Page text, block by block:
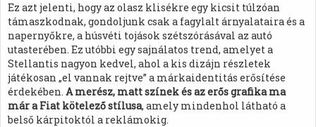
Ez azt jelenti, hogy az olasz klisékre egy kicsit túlzóan
támaszkodnak, gondoljunk csak a fagylalt árnyalataira és a
napernyőkre, a húsvéti tojások szétszórásával az autó
utasterében. Ez utóbbi egy sajnálatos trend, amelyet a
Stellantis nagyon kedvel, ahol a kis dizájn részletek
játékosan „el vannak rejtve” a márkaidentitás erősítése
érdekében. A merész, matt színek és az erős grafika ma
már a Fiat kötelező stílusa, amely mindenhol látható a
belső kárpitoktól a reklámokig.